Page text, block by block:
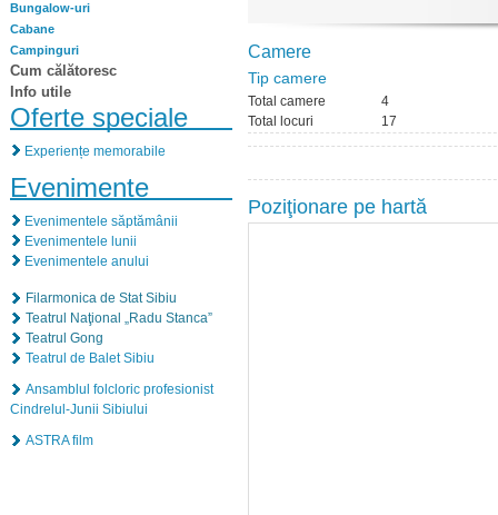
Bungalow-uri
Cabane
Campinguri
Cum călătoresc
Info utile
Oferte speciale
Experiențe memorabile
Evenimente
Evenimentele săptămânii
Evenimentele lunii
Evenimentele anului
Filarmonica de Stat Sibiu
Teatrul Naţional „Radu Stanca”
Teatrul Gong
Teatrul de Balet Sibiu
Ansamblul folcloric profesionist
Cindrelul-Junii Sibiului
ASTRA film
Camere
Tip camere
Total camere
4
Total locuri
17
Poziţionare pe hartă